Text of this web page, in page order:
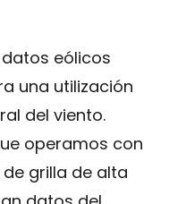
eólicos
una utilización
del viento.
operamos con
grilla de alta